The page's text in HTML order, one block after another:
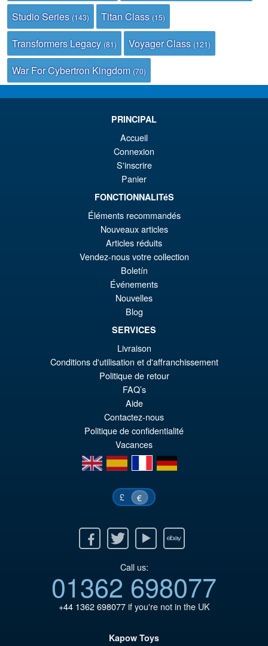
Studio Series (143) Titan Class(15)
Transformers Legacy (81) Voyager Class(121)
War For Cybertron Kingdom (70)
PRINCIPAL
Accueil
Connexion
S'inscrire
Panier
FONCTIONNALITéS
Éléments recommandés
Nouveaux articles
Articles réduits
Vendez-nous votre collection
Boletín
Événements
Nouvelles
Blog
SERVICES
Livraison
Conditions d'utilisation et d'affranchissement
Politique de retour
FAQ’s
Aide
Contactez-nous
Politique de confidentialité
Vacances
en
es fr de
£ €
Twitter Youtube Ebay
Call us:
01362 698077
+44 1362 698077if you're not in the UK
Kapow Toys